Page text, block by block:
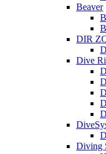
Beaver
DIR
Dive
Diving